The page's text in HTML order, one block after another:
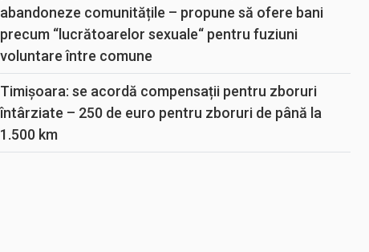
abandoneze comunitățile – propune să ofere bani
precum “lucrătoarelor sexuale“ pentru fuziuni
voluntare între comune
Timișoara: se acordă compensații pentru zboruri
întârziate – 250 de euro pentru zboruri de până la
1.500 km